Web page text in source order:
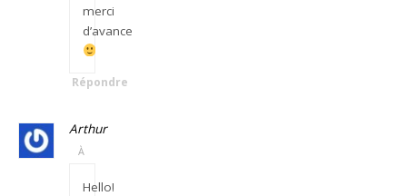
merci
d’avance
Répondre
Arthur
À
Hello!